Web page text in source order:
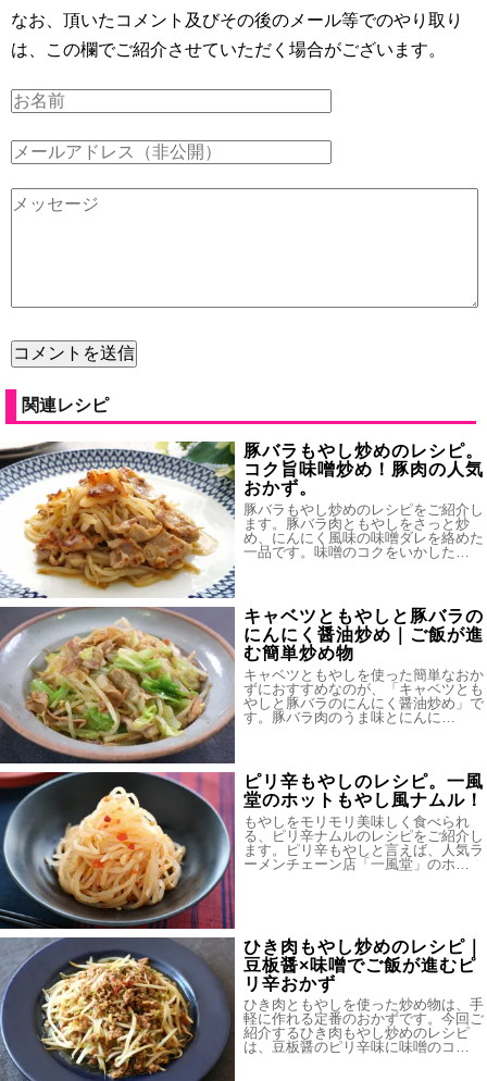
なお、頂いたコメント及びその後のメール等でのやり取り
は、この欄でご紹介させていただく場合がございます。
関連レシピ
豚バラもやし炒めのレシピ。
コク旨味噌炒め！豚肉の人気
おかず。
豚バラもやし炒めのレシピをご紹介し
ます。豚バラ肉ともやしをさっと炒
め、にんにく風味の味噌ダレを絡めた
一品です。味噌のコクをいかした…
キャベツともやしと豚バラの
にんにく醤油炒め｜ご飯が進
む簡単炒め物
キャベツともやしを使った簡単なおか
ずにおすすめなのが、「キャベツとも
やしと豚バラのにんにく醤油炒め」で
す。豚バラ肉のうま味とにんに…
ピリ辛もやしのレシピ。一風
堂のホットもやし風ナムル！
もやしをモリモリ美味しく食べられ
る、ピリ辛ナムルのレシピをご紹介し
ます。ピリ辛もやしと言えば、人気ラ
ーメンチェーン店「一風堂」のホ…
ひき肉もやし炒めのレシピ｜
豆板醤×味噌でご飯が進むピ
リ辛おかず
ひき肉ともやしを使った炒め物は、手
軽に作れる定番のおかずです。今回ご
紹介するひき肉もやし炒めのレシピ
は、豆板醤のピリ辛味に味噌のコ…